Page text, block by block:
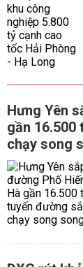
Hưng Yên
gần
chạy song